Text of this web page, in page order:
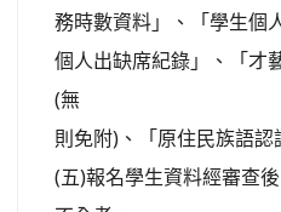
務時數資料」、「學生個
個人出缺席紀錄」、「才
(無
則免附)、「原住民族語認
(五)報名學生資料經審查